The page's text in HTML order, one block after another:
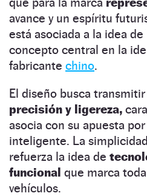
avance y un espíritu
está asociada a la idea de
concepto central en la
fabricante chino.
El diseño busca transmitir
precisión y ligereza,
asocia con su apuesta
inteligente. La
refuerza la idea de
funcional que marca
vehículos.